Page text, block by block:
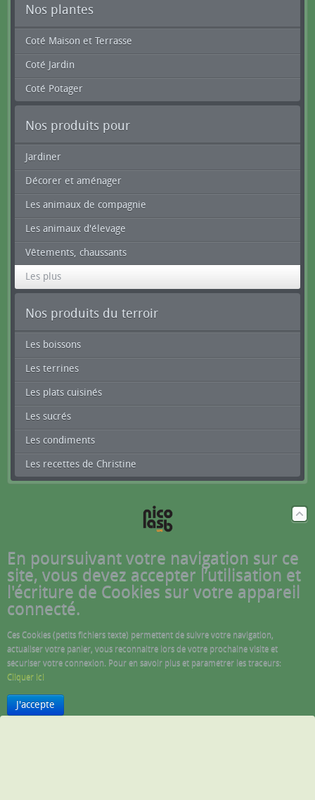
Nos plantes
Coté Maison et Terrasse
Coté Jardin
Coté Potager
Nos produits pour
Jardiner
Décorer et aménager
Les animaux de compagnie
Les animaux d'élevage
Vêtements, chaussants
Les plus
Nos produits du terroir
Les boissons
Les terrines
Les plats cuisinés
Les sucrés
Les condiments
Les recettes de Christine
En poursuivant votre navigation sur ce
site, vous devez accepter l’utilisation et
l'écriture de Cookies sur votre appareil
connecté.
Ces Cookies (petits fichiers texte) permettent de suivre votre navigation,
actualiser votre panier, vous reconnaitre lors de votre prochaine visite et
sécuriser votre connexion. Pour en savoir plus et paramétrer les traceurs:
Cliquer ici
J'accepte